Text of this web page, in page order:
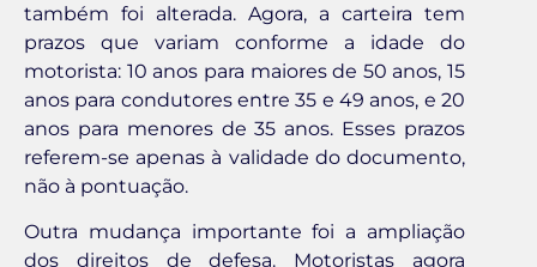
também foi alterada. Agora, a carteira tem
prazos que variam conforme a idade do
motorista: 10 anos para maiores de 50 anos, 15
anos para condutores entre 35 e 49 anos, e 20
anos para menores de 35 anos. Esses prazos
referem-se apenas à validade do documento,
não à pontuação.
Outra mudança importante foi a ampliação
dos direitos de defesa. Motoristas agora